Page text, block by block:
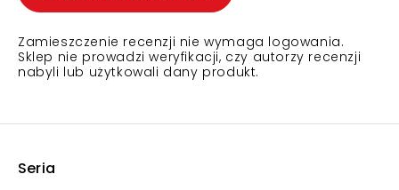
Zamieszczenie recenzji nie wymaga logowania.
Sklep nie prowadzi weryfikacji, czy autorzy recenzji
nabyli lub użytkowali dany produkt.
Seria